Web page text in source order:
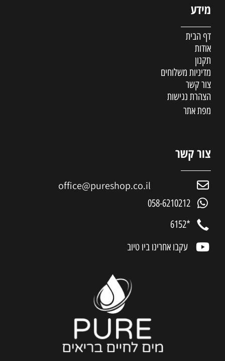
מידע
דף הבית
אודות
תקנון
מדיניות משלוחים
צור קשר
הצהרת נגישות
מפת אתר
צור קשר
office@pureshop.co.il
058-6210212
*6152
עקבו אחרינו ביו טיוב